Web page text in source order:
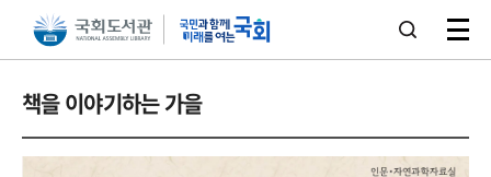
본문 바로가기주메뉴 바로가기
책을 이야기하는 가을